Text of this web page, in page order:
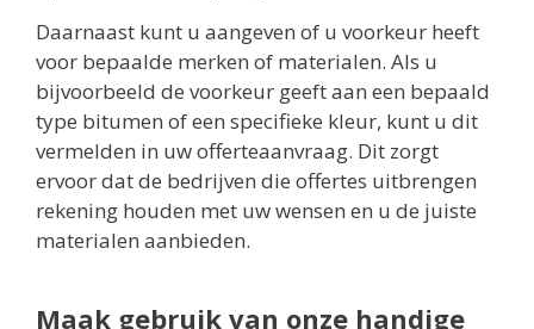
Daarnaast kunt u aangeven of u voorkeur heeft
voor bepaalde merken of materialen. Als u
bijvoorbeeld de voorkeur geeft aan een bepaald
type bitumen of een specifieke kleur, kunt u dit
vermelden in uw offerteaanvraag. Dit zorgt
ervoor dat de bedrijven die offertes uitbrengen
rekening houden met uw wensen en u de juiste
materialen aanbieden.
Maak gebruik van onze handige